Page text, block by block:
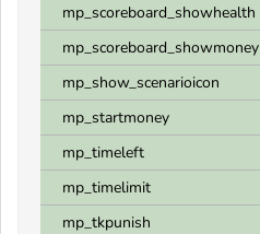
mp_scoreboard_showhealth
mp_scoreboard_showmoney
mp_show_scenarioicon
mp_startmoney
mp_timeleft
mp_timelimit
mp_tkpunish